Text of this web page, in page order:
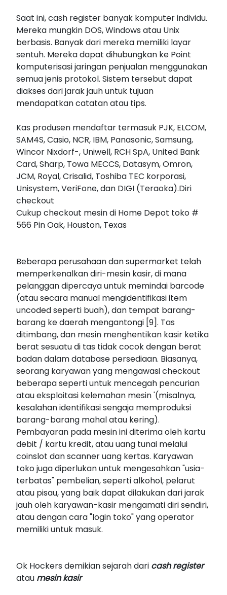
Saat ini, cash register banyak komputer individu.
Mereka mungkin DOS, Windows atau Unix
berbasis. Banyak dari mereka memiliki layar
sentuh. Mereka dapat dihubungkan ke Point
komputerisasi jaringan penjualan menggunakan
semua jenis protokol. Sistem tersebut dapat
diakses dari jarak jauh untuk tujuan
mendapatkan catatan atau tips.
Kas produsen mendaftar termasuk PJK, ELCOM,
SAM4S, Casio, NCR, IBM, Panasonic, Samsung,
Wincor Nixdorf-, Uniwell, RCH SpA, United Bank
Card, Sharp, Towa MECCS, Datasym, Omron,
JCM, Royal, Crisalid, Toshiba TEC korporasi,
Unisystem, VeriFone, dan DIGI (Teraoka).Diri
checkout
Cukup checkout mesin di Home Depot toko #
566 Pin Oak, Houston, Texas
Beberapa perusahaan dan supermarket telah
memperkenalkan diri-mesin kasir, di mana
pelanggan dipercaya untuk memindai barcode
(atau secara manual mengidentifikasi item
uncoded seperti buah), dan tempat barang-
barang ke daerah mengantongi [9]. Tas
ditimbang, dan mesin menghentikan kasir ketika
berat sesuatu di tas tidak cocok dengan berat
badan dalam database persediaan. Biasanya,
seorang karyawan yang mengawasi checkout
beberapa seperti untuk mencegah pencurian
atau eksploitasi kelemahan mesin '(misalnya,
kesalahan identifikasi sengaja memproduksi
barang-barang mahal atau kering).
Pembayaran pada mesin ini diterima oleh kartu
debit / kartu kredit, atau uang tunai melalui
coinslot dan scanner uang kertas. Karyawan
toko juga diperlukan untuk mengesahkan "usia-
terbatas" pembelian, seperti alkohol, pelarut
atau pisau, yang baik dapat dilakukan dari jarak
jauh oleh karyawan-kasir mengamati diri sendiri,
atau dengan cara "login toko" yang operator
memiliki untuk masuk.
Ok Hockers demikian sejarah dari cash register
atau mesin kasir